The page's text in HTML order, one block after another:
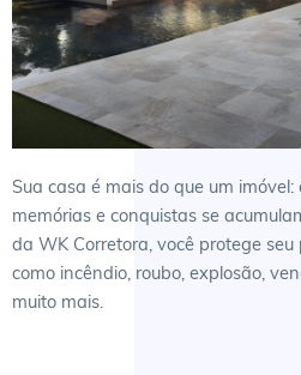
Sua casa é mais do que um
memórias e conquistas se
da WK Corretora, você protege
como incêndio, roubo, explosão,
muito mais.